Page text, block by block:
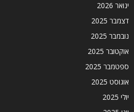
ינואר 2026
דצמבר 2025
נובמבר 2025
אוקטובר 2025
ספטמבר 2025
אוגוסט 2025
יולי 2025